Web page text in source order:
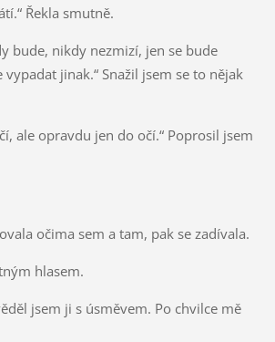
Řekla smutně.
bude, nikdy nezmizí, jen se bude
jinak.“ Snažil jsem se to nějak
ale opravdu jen do očí.“ Poprosil jsem
očima sem a tam, pak se zadívala.
hlasem.
jsem ji s úsměvem. Po chvilce mě